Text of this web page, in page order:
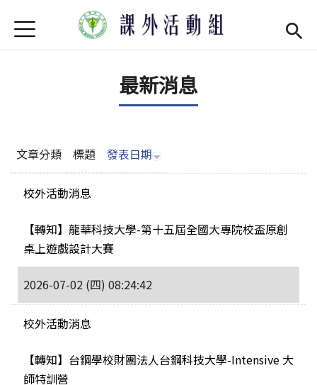
首頁
學務處首頁(link is external)
社團現況
社團營運
Open
場器介紹
活動集錦
法令規章
Jump to Navigation
Jump to Main content
最新消息
文章分類 標題 發表日期
校外活動消息
【轉知】龍華科技大學-第十五屆全國大專院校盃原創
桌上遊戲設計大賽
2026-07-02 (四) 08:24:42
校外活動消息
【轉知】台鋼學校財團法人台鋼科技大學-Intensive 大
師特訓營